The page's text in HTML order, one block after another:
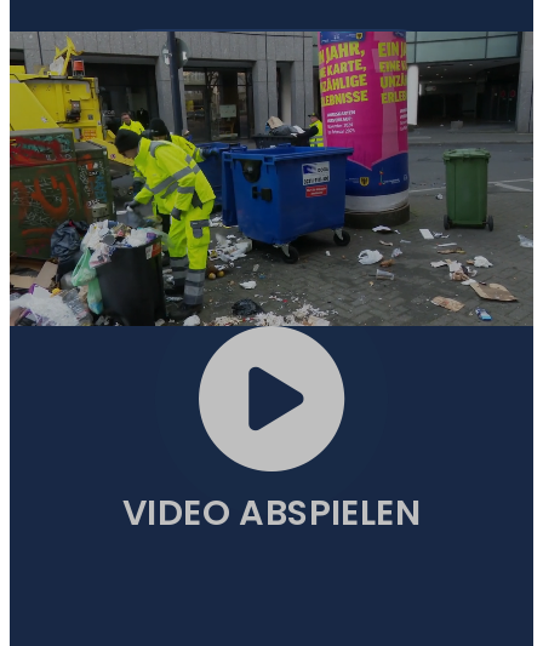
ZUM
ORIGINALVIDEO
VIDEO ABSPIELEN